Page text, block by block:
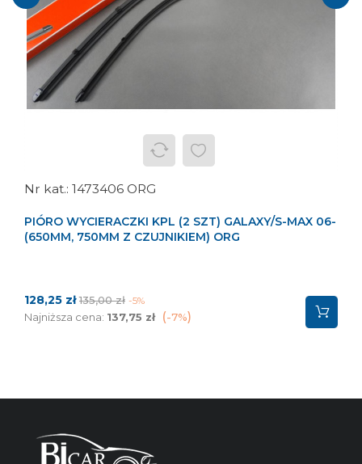
1473406 ORG
PIÓRO WYCIERACZKI KPL (2 SZT) GALAXY/S-MAX 06-
(650MM, 750MM Z CZUJNIKIEM) ORG
Cena
128,25 złCena
podstawowa
135,00 zł -5%
Najniższa cena: 137,75 zł -7%
‹